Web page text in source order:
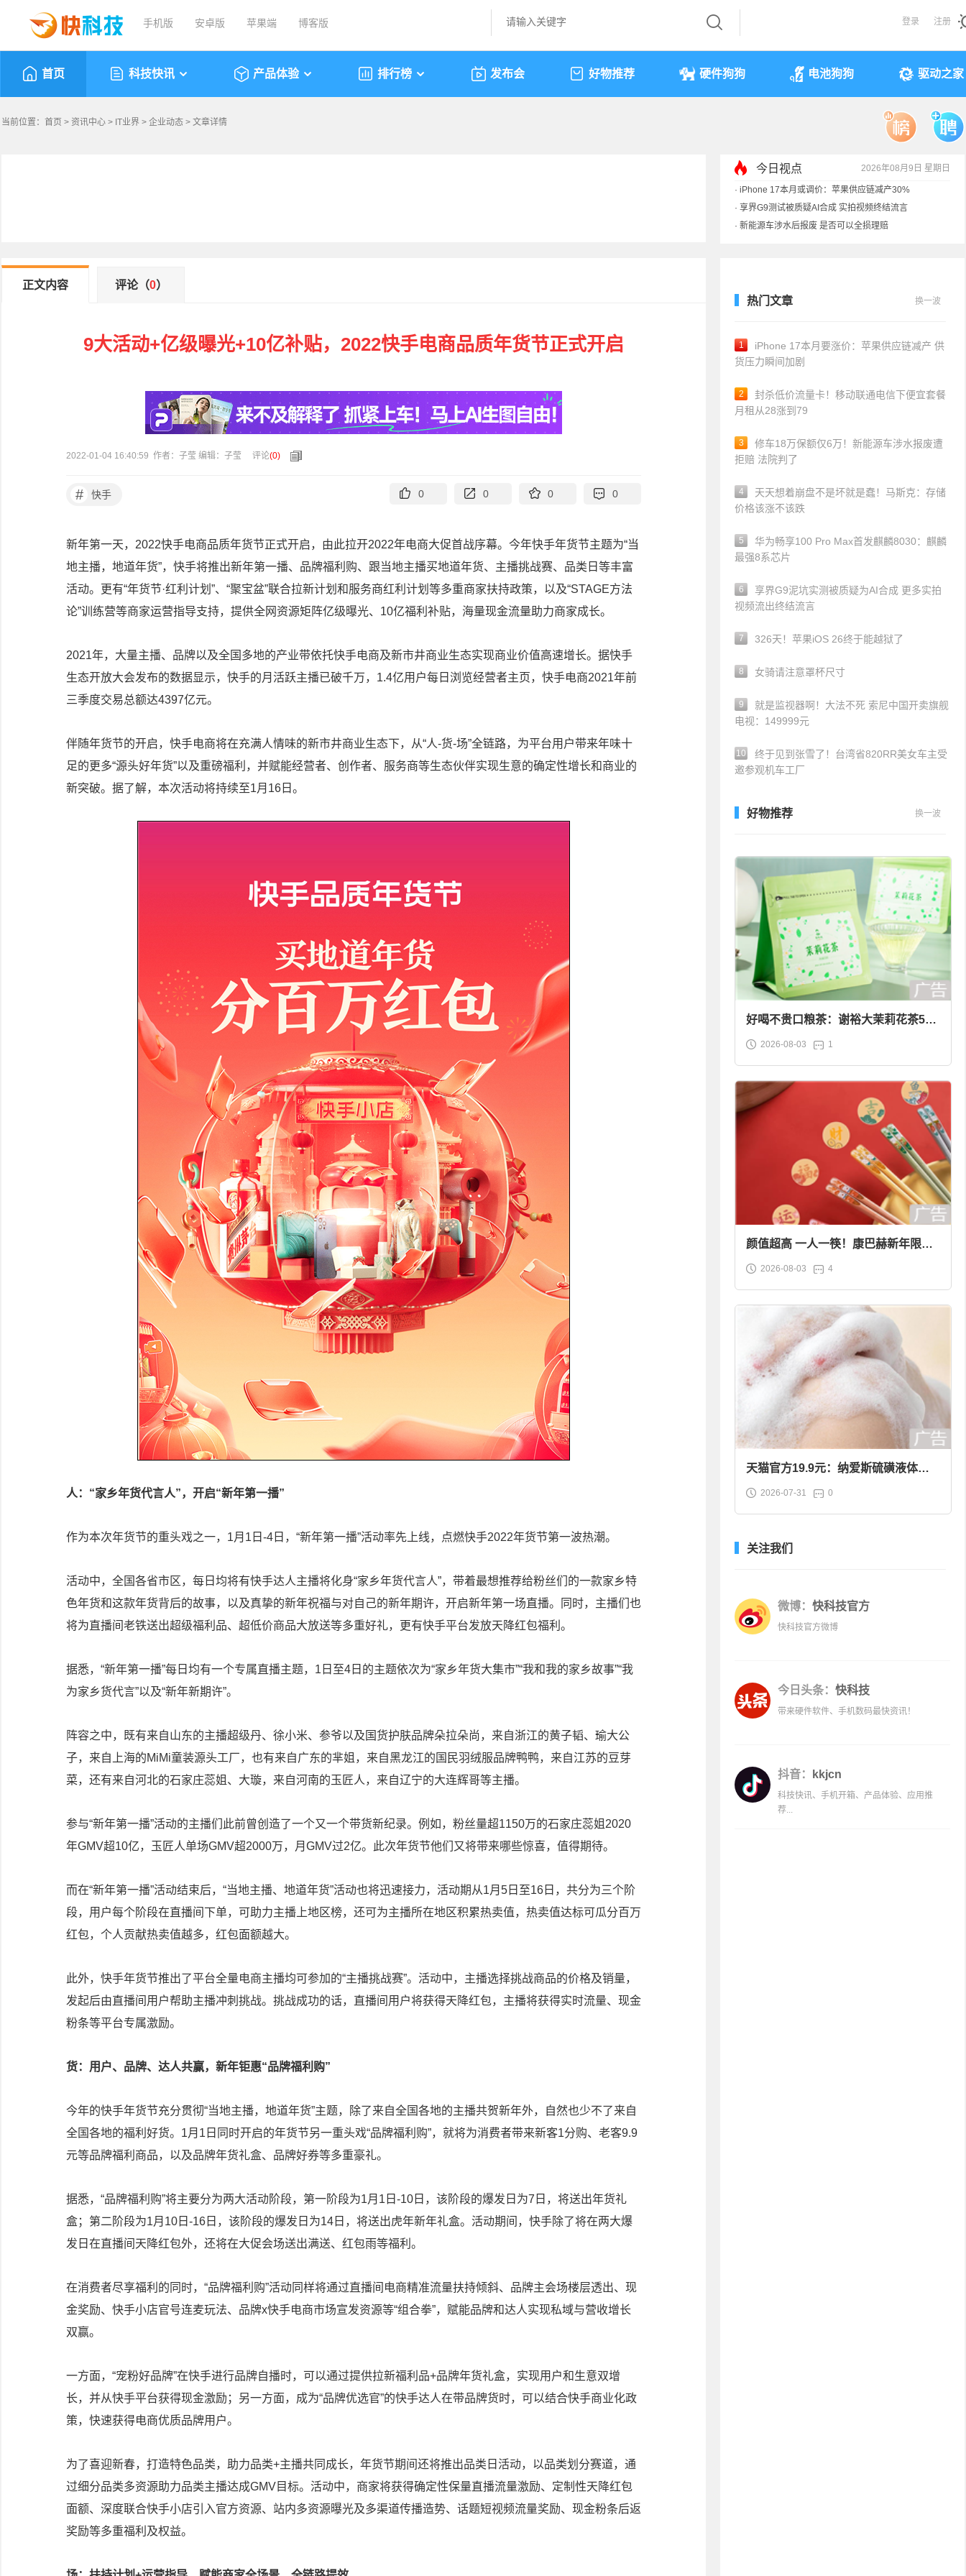
手机版 安卓版 苹果端 博客版 登录 注册
首页 科技快讯 产品体验 排行榜 发布会 好物推荐 硬件狗狗 电池狗狗 驱动之家
当前位置： 首页 > 资讯中心 > IT业界 > 企业动态 > 文章详情
今日视点 2026年08月9日 星期日
· iPhone 17本月或调价：苹果供应链减产30%
· 享界G9测试被质疑AI合成 实拍视频终结流言
· 新能源车涉水后报废 是否可以全损理赔
正文内容 评论（0）
9大活动+亿级曝光+10亿补贴，2022快手电商品质年货节正式开启
2022-01-04 16:40:59 作者：子莹 编辑：子莹 评论(0)
# 快手 0 0 0 0
新年第一天，2022快手电商品质年货节正式开启，由此拉开2022年电商大促首战序幕。今年快手年货节主题为“当
地主播，地道年货”，快手将推出新年第一播、品牌福利购、跟当地主播买地道年货、主播挑战赛、品类日等丰富
活动。更有“年货节·红利计划”、“聚宝盆”联合拉新计划和服务商红利计划等多重商家扶持政策，以及“STAGE方法
论”训练营等商家运营指导支持，提供全网资源矩阵亿级曝光、10亿福利补贴，海量现金流量助力商家成长。
2021年，大量主播、品牌以及全国多地的产业带依托快手电商及新市井商业生态实现商业价值高速增长。据快手
生态开放大会发布的数据显示，快手的月活跃主播已破千万，1.4亿用户每日浏览经营者主页，快手电商2021年前
三季度交易总额达4397亿元。
伴随年货节的开启，快手电商将在充满人情味的新市井商业生态下，从“人-货-场”全链路，为平台用户带来年味十
足的更多“源头好年货”以及重磅福利，并赋能经营者、创作者、服务商等生态伙伴实现生意的确定性增长和商业的
新突破。据了解，本次活动将持续至1月16日。
人：“家乡年货代言人”，开启“新年第一播”
作为本次年货节的重头戏之一，1月1日-4日，“新年第一播”活动率先上线，点燃快手2022年货节第一波热潮。
活动中，全国各省市区，每日均将有快手达人主播将化身“家乡年货代言人”，带着最想推荐给粉丝们的一款家乡特
色年货和这款年货背后的故事，以及真挚的新年祝福与对自己的新年期许，开启新年第一场直播。同时，主播们也
将为直播间老铁送出超级福利品、超低价商品大放送等多重好礼，更有快手平台发放天降红包福利。
据悉，“新年第一播”每日均有一个专属直播主题，1日至4日的主题依次为“家乡年货大集市”“我和我的家乡故事”“我
为家乡货代言”以及“新年新期许”。
阵容之中，既有来自山东的主播超级丹、徐小米、参爷以及国货护肤品牌朵拉朵尚，来自浙江的黄子韬、瑜大公
子，来自上海的MiMi童装源头工厂，也有来自广东的芈姐，来自黑龙江的国民羽绒服品牌鸭鸭，来自江苏的豆芽
菜，还有来自河北的石家庄蕊姐、大璇，来自河南的玉匠人，来自辽宁的大连辉哥等主播。
参与“新年第一播”活动的主播们此前曾创造了一个又一个带货新纪录。例如，粉丝量超1150万的石家庄蕊姐2020
年GMV超10亿，玉匠人单场GMV超2000万，月GMV过2亿。此次年货节他们又将带来哪些惊喜，值得期待。
而在“新年第一播”活动结束后，“当地主播、地道年货”活动也将迅速接力，活动期从1月5日至16日，共分为三个阶
段，用户每个阶段在直播间下单，可助力主播上地区榜，还可为主播所在地区积累热卖值，热卖值达标可瓜分百万
红包，个人贡献热卖值越多，红包面额越大。
此外，快手年货节推出了平台全量电商主播均可参加的“主播挑战赛”。活动中，主播选择挑战商品的价格及销量，
发起后由直播间用户帮助主播冲刺挑战。挑战成功的话，直播间用户将获得天降红包，主播将获得实时流量、现金
粉条等平台专属激励。
货：用户、品牌、达人共赢，新年钜惠“品牌福利购”
今年的快手年货节充分贯彻“当地主播，地道年货”主题，除了来自全国各地的主播共贺新年外，自然也少不了来自
全国各地的福利好货。1月1日同时开启的年货节另一重头戏“品牌福利购”，就将为消费者带来新客1分购、老客9.9
元等品牌福利商品，以及品牌年货礼盒、品牌好券等多重豪礼。
据悉，“品牌福利购”将主要分为两大活动阶段，第一阶段为1月1日-10日，该阶段的爆发日为7日，将送出年货礼
盒；第二阶段为1月10日-16日，该阶段的爆发日为14日，将送出虎年新年礼盒。活动期间，快手除了将在两大爆
发日在直播间天降红包外，还将在大促会场送出满送、红包雨等福利。
在消费者尽享福利的同时，“品牌福利购”活动同样将通过直播间电商精准流量扶持倾斜、品牌主会场楼层透出、现
金奖励、快手小店官号连麦玩法、品牌x快手电商市场宣发资源等“组合拳”，赋能品牌和达人实现私域与营收增长
双赢。
一方面，“宠粉好品牌”在快手进行品牌自播时，可以通过提供拉新福利品+品牌年货礼盒，实现用户和生意双增
长，并从快手平台获得现金激励；另一方面，成为“品牌优选官”的快手达人在带品牌货时，可以结合快手商业化政
策，快速获得电商优质品牌用户。
为了喜迎新春，打造特色品类，助力品类+主播共同成长，年货节期间还将推出品类日活动，以品类划分赛道，通
过细分品类多资源助力品类主播达成GMV目标。活动中，商家将获得确定性保量直播流量激励、定制性天降红包
面额、深度联合快手小店引入官方资源、站内多资源曝光及多渠道传播造势、话题短视频流量奖励、现金粉条后返
奖励等多重福利及权益。
热门文章 换一波
1
iPhone 17本月要涨价：苹果供应链减产 供
货压力瞬间加剧
2
封杀低价流量卡！移动联通电信下便宜套餐
月租从28涨到79
3
修车18万保额仅6万！新能源车涉水报废遭
拒赔 法院判了
4
天天想着崩盘不是坏就是蠢！马斯克：存储
价格该涨不该跌
5
华为畅享100 Pro Max首发麒麟8030：麒麟
最强8系芯片
6
享界G9泥坑实测被质疑为AI合成 更多实拍
视频流出终结流言
7 326天！苹果iOS 26终于能越狱了
8 女骑请注意罩杯尺寸
9
就是监视器啊！大法不死 索尼中国开卖旗舰
电视：149999元
10
终于见到张雪了！台湾省820RR美女车主受
邀参观机车工厂
好物推荐 换一波
好喝不贵口粮茶：谢裕大茉莉花茶50g
袋装9.9元到手
2026-08-03 1
颜值超高 一人一筷！康巴赫新年限定
合金筷子大促：19.9元
2026-08-03 4
天猫官方19.9元：纳爱斯硫磺液体香
皂2斤大促
2026-07-31 0
关注我们
微博： 快科技官方
快科技官方微博
今日头条： 快科技
带来硬件软件、手机数码最快资讯！
抖音： kkjcn
科技快讯、手机开箱、产品体验、应用推
荐...